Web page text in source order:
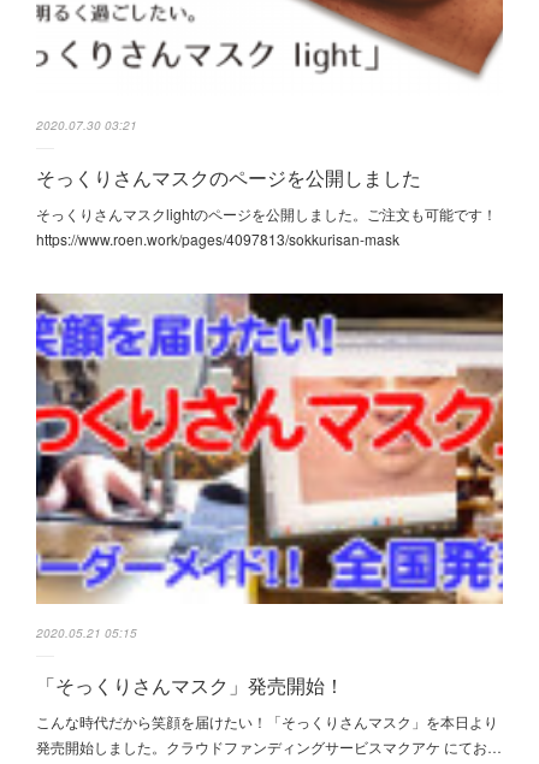
2020.07.30 03:21
そっくりさんマスクのページを公開しました
そっくりさんマスクlightのページを公開しました。ご注文も可能です！
https://www.roen.work/pages/4097813/sokkurisan-mask
2020.05.21 05:15
「そっくりさんマスク」発売開始！
こんな時代だから笑顔を届けたい！「そっくりさんマスク」を本日より
発売開始しました。クラウドファンディングサービスマクアケ にてお…